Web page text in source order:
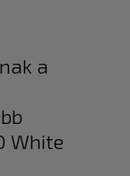
a
White